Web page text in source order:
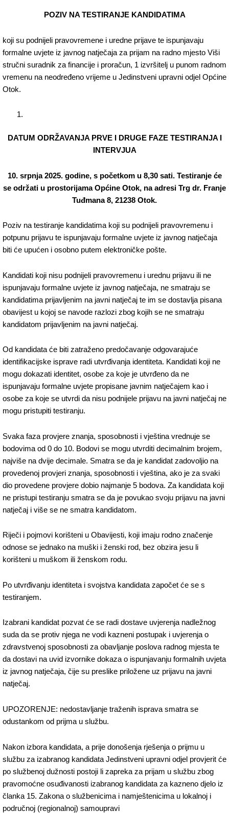
POZIV NA TESTIRANJE KANDIDATIMA
koji su podnijeli pravovremene i uredne prijave te ispunjavaju
formalne uvjete iz javnog natječaja za prijam na radno mjesto Viši
stručni suradnik za financije i proračun, 1 izvršitelj u punom radnom
vremenu na neodređeno vrijeme u Jedinstveni upravni odjel Općine
Otok.
DATUM ODRŽAVANJA PRVE I DRUGE FAZE TESTIRANJA I
INTERVJUA
10. srpnja 2025. godine, s početkom u 8,30 sati. Testiranje će
se održati u prostorijama Općine Otok, na adresi Trg dr. Franje
Tuđmana 8, 21238 Otok.
Poziv na testiranje kandidatima koji su podnijeli pravovremenu i
potpunu prijavu te ispunjavaju formalne uvjete iz javnog natječaja
biti će upućen i osobno putem elektroničke pošte.
Kandidati koji nisu podnijeli pravovremenu i urednu prijavu ili ne
ispunjavaju formalne uvjete iz javnog natječaja, ne smatraju se
kandidatima prijavljenim na javni natječaj te im se dostavlja pisana
obavijest u kojoj se navode razlozi zbog kojih se ne smatraju
kandidatom prijavljenim na javni natječaj.
Od kandidata će biti zatraženo predočavanje odgovarajuće
identifikacijske isprave radi utvrđivanja identiteta. Kandidati koji ne
mogu dokazati identitet, osobe za koje je utvrđeno da ne
ispunjavaju formalne uvjete propisane javnim natječajem kao i
osobe za koje se utvrdi da nisu podnijele prijavu na javni natječaj ne
mogu pristupiti testiranju.
Svaka faza provjere znanja, sposobnosti i vještina vrednuje se
bodovima od 0 do 10. Bodovi se mogu utvrditi decimalnim brojem,
najviše na dvije decimale. Smatra se da je kandidat zadovoljio na
provedenoj provjeri znanja, sposobnosti i vještina, ako je za svaki
dio provedene provjere dobio najmanje 5 bodova. Za kandidata koji
ne pristupi testiranju smatra se da je povukao svoju prijavu na javni
natječaj i više se ne smatra kandidatom.
Riječi i pojmovi korišteni u Obavijesti, koji imaju rodno značenje
odnose se jednako na muški i ženski rod, bez obzira jesu li
korišteni u muškom ili ženskom rodu.
Po utvrđivanju identiteta i svojstva kandidata započet će se s
testiranjem.
Izabrani kandidat pozvat će se radi dostave uvjerenja nadležnog
suda da se protiv njega ne vodi kazneni postupak i uvjerenja o
zdravstvenoj sposobnosti za obavljanje poslova radnog mjesta te
da dostavi na uvid izvornike dokaza o ispunjavanju formalnih uvjeta
iz javnog natječaja, čije su preslike priložene uz prijavu na javni
natječaj.
UPOZORENJE: nedostavljanje traženih isprava smatra se
odustankom od prijma u službu.
Nakon izbora kandidata, a prije donošenja rješenja o prijmu u
službu za izabranog kandidata Jedinstveni upravni odjel provjerit će
po službenoj dužnosti postoji li zapreka za prijam u službu zbog
pravomoćne osuđivanosti izabranog kandidata za kazneno djelo iz
članka 15. Zakona o službenicima i namještenicima u lokalnoj i
područnoj (regionalnoj) samoupravi